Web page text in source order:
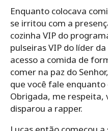
Enquanto colocava
se irritou com a
cozinha VIP do
pulseiras VIP do líder
acesso a comida de
comer na paz do
que você fale
Obrigada, me respeita,
disparou a rapper.